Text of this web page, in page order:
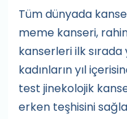
Tüm dünyada
meme kanseri,
kanserleri ilk
kadınların yıl
test jinekolojik
erken teşhisini